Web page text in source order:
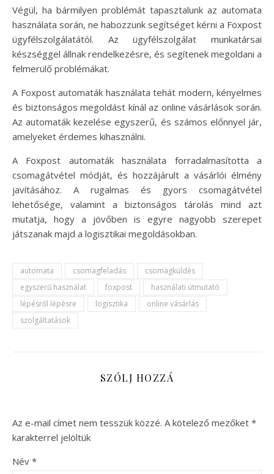
Végül, ha bármilyen problémát tapasztalunk az automata
használata során, ne habozzunk segítséget kérni a Foxpost
ügyfélszolgálatától. Az ügyfélszolgálat munkatársai
készséggel állnak rendelkezésre, és segítenek megoldani a
felmerülő problémákat.
A Foxpost automaták használata tehát modern, kényelmes
és biztonságos megoldást kínál az online vásárlások során.
Az automaták kezelése egyszerű, és számos előnnyel jár,
amelyeket érdemes kihasználni.
A Foxpost automaták használata forradalmasította a
csomagátvétel módját, és hozzájárult a vásárlói élmény
javításához. A rugalmas és gyors csomagátvétel
lehetősége, valamint a biztonságos tárolás mind azt
mutatja, hogy a jövőben is egyre nagyobb szerepet
játszanak majd a logisztikai megoldásokban.
automata csomagfeladás
csomagküldés
egyszerű használat
foxpost
használati útmutató
lépésről lépésre
logisztika
online vásárlás
szolgáltatások
SZÓLJ HOZZÁ
Az e-mail címet nem tesszük közzé. A kötelező mezőket *
karakterrel jelöltük
Név *